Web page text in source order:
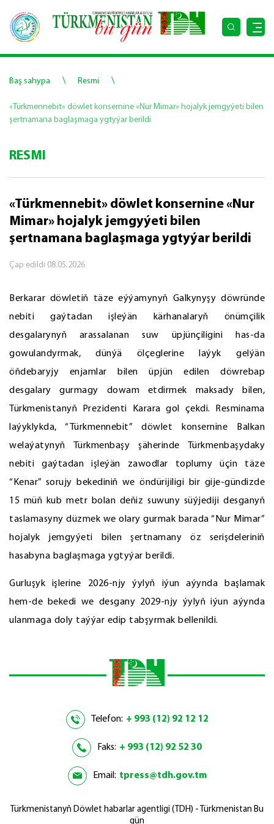
Baş sahypa \ Resmi \
«Türkmennebit» döwlet konsernine «Nur Mimar» hojalyk jemgyýeti bilen
şertnamana baglaşmaga ygtyýar berildi
RESMI
«Türkmennebit» döwlet konsernine «Nur
Mimar» hojalyk jemgyýeti bilen
şertnamana baglaşmaga ygtyýar berildi
Çap edildi 08.05.2026
Berkarar döwletiň täze eýýamynyň Galkynyşy döwründe
nebiti gaýtadan işleýän kärhanalaryň önümçilik
desgalarynyň arassalanan suw üpjünçiligini has-da
gowulandyrmak, dünýä ölçeglerine laýyk gelýän
öňdebaryjy enjamlar bilen üpjün edilen döwrebap
desgalary gurmagy dowam etdirmek maksady bilen,
Türkmenistanyň Prezidenti Karara gol çekdi. Resminama
laýyklykda, “Türkmennebit” döwlet konsernine Balkan
welaýatynyň Türkmenbaşy şäherinde Türkmenbaşydaky
nebiti gaýtadan işleýän zawodlar toplumy üçin täze
“Kenar” sorujy bekediniň we öndürijiligi bir gije-gündizde
15 müň kub metr bolan deňiz suwuny süýjediji desganyň
taslamasyny düzmek we olary gurmak barada “Nur Mimar”
hojalyk jemgyýeti bilen şertnamany öz serişdeleriniň
hasabyna baglaşmaga ygtyýar berildi.
Gurluşyk işlerine 2026-njy ýylyň iýun aýynda başlamak
hem-de bekedi we desgany 2029-njy ýylyň iýun aýynda
ulanmaga doly taýýar edip tabşyrmak bellenildi.
Telefon: + 993 (12) 92 12 12
Faks: + 993 (12) 92 52 30
Email: tpress@tdh.gov.tm
Türkmenistanyň Döwlet habarlar agentligi (TDH) - Türkmenistan Bu
gün